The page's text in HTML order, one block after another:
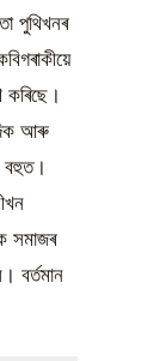
পুথিখনৰ
আৰু
বহুত।
সমাজৰ
বৰ্তমান